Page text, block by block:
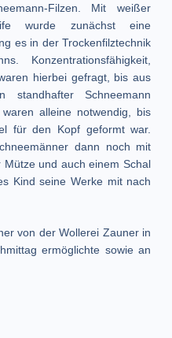
Filzen. Mit weißer
wurde zunächst eine
es in der Trockenfilztechnik
Konzentrationsfähigkeit,
hierbei gefragt, bis aus
standhafter Schneemann
alleine notwendig, bis
für den Kopf geformt war.
dann noch mit
und auch einem Schal
Kind seine Werke mit nach
von der Wollerei Zauner in
ermöglichte sowie an